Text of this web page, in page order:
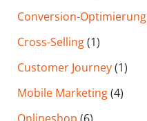
Conversion-Optimierung
Cross-Selling(1)
Customer Journey(1)
Mobile Marketing(4)